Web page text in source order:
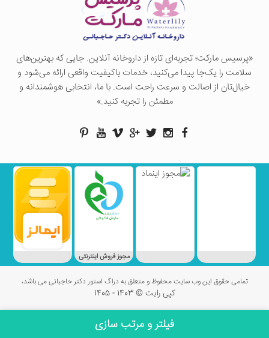
فیلتر و مرتب سازی
«پرسيس ماركت؛ تجربه‌ای تازه از داروخانه آنلاین. جایی که بهترین‌های
سلامت را یک‌جا پیدا می‌کنید، خدمات باکیفیت واقعی ارائه می‌شود و
خیال‌تان از اصالت و سرعت راحت است. با ما، انتخابی هوشمندانه و
مطمئن را تجربه کنید.»
مجوز فروش اینترنتی
تمامی حقوق این وب سایت محفوظ و متعلق به دراگ استور دکتر حاجبانی می باشد،
کپی رایت © 1403 - 1405